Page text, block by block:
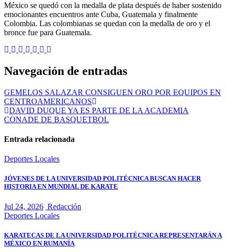
México se quedó con la medalla de plata después de haber sostenido
emocionantes encuentros ante Cuba, Guatemala y finalmente
Colombia. Las colombianas se quedan con la medalla de oro y el
bronce fue para Guatemala.
Navegación de entradas
GEMELOS SALAZAR CONSIGUEN ORO POR EQUIPOS EN
CENTROAMERICANOS
DAVID DUQUE YA ES PARTE DE LA ACADEMIA
CONADE DE BASQUETBOL
Entrada relacionada
Deportes Locales
JÓVENES DE LA UNIVERSIDAD POLITÉCNICA BUSCAN HACER
HISTORIA EN MUNDIAL DE KARATE
Jul 24, 2026 Redacción
Deportes Locales
KARATECAS DE LA UNIVERSIDAD POLITÉCNICA REPRESENTARÁN A
MÉXICO EN RUMANÍA